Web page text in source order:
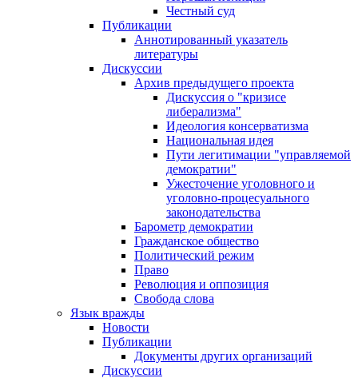
Честный суд
Публикации
Аннотированный указатель
литературы
Дискуссии
Архив предыдущего проекта
Дискуссия о "кризисе
либерализма"
Идеология консерватизма
Национальная идея
Пути легитимации "управляемой
демократии"
Ужесточение уголовного и
уголовно-процесуального
законодательства
Барометр демократии
Гражданское общество
Политический режим
Право
Революция и оппозиция
Свобода слова
Язык вражды
Новости
Публикации
Документы других организаций
Дискуссии